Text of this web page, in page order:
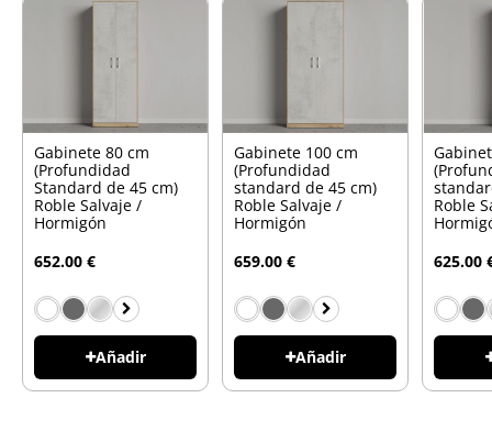
Gabinete 80 cm
(Profundidad
Standard de 45 cm)
Roble Salvaje /
Hormigón
652.00 €
Añadir
Gabinete 100 cm
(Profundidad
standard de 45 cm)
Roble Salvaje /
Hormigón
659.00 €
Añadir
Roble
625.00